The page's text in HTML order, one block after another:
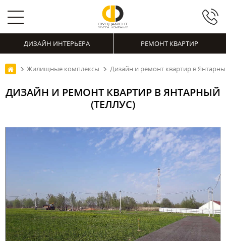
ДИЗАЙН ИНТЕРЬЕРА РЕМОНТ КВАРТИР
Жилищные комплексы Дизайн и ремонт квартир в
ДИЗАЙН И РЕМОНТ КВАРТИР В ЯНТАРНЫЙ
(ТЕЛЛУС)